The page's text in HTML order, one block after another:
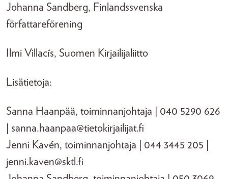
Johanna Sandberg, Finlandssvenska
författareförening
Ilmi Villacís, Suomen Kirjailijaliitto
Lisätietoja:
Sanna Haanpää, toiminnanjohtaja | 040 5290 626
| sanna.haanpaa@tietokirjailijat.fi
Jenni Kavén, toiminnanjohtaja | 044 3445 205 |
jenni.kaven@sktl.fi